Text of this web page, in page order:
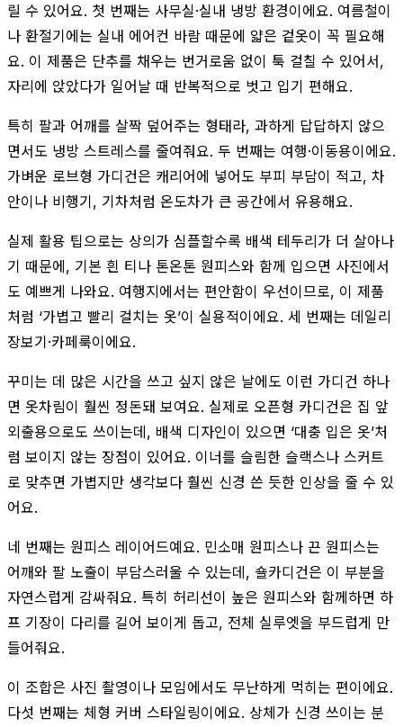
릴 수 있어요. 첫 번째는 사무실·실내 냉방 환경이에요. 여름철이
나 환절기에는 실내 에어컨 바람 때문에 얇은 겉옷이 꼭 필요해
요. 이 제품은 단추를 채우는 번거로움 없이 툭 걸칠 수 있어서,
자리에 앉았다가 일어날 때 반복적으로 벗고 입기 편해요.
특히 팔과 어깨를 살짝 덮어주는 형태라, 과하게 답답하지 않으
면서도 냉방 스트레스를 줄여줘요. 두 번째는 여행·이동용이에요.
가벼운 로브형 가디건은 캐리어에 넣어도 부피 부담이 적고, 차
안이나 비행기, 기차처럼 온도차가 큰 공간에서 유용해요.
실제 활용 팁으로는 상의가 심플할수록 배색 테두리가 더 살아나
기 때문에, 기본 흰 티나 톤온톤 원피스와 함께 입으면 사진에서
도 예쁘게 나와요. 여행지에서는 편안함이 우선이므로, 이 제품
처럼 ‘가볍고 빨리 걸치는 옷’이 실용적이에요. 세 번째는 데일리
장보기·카페룩이에요.
꾸미는 데 많은 시간을 쓰고 싶지 않은 날에도 이런 가디건 하나
면 옷차림이 훨씬 정돈돼 보여요. 실제로 오픈형 카디건은 집 앞
외출용으로도 쓰이는데, 배색 디자인이 있으면 ‘대충 입은 옷’처
럼 보이지 않는 장점이 있어요. 이너를 슬림한 슬랙스나 스커트
로 맞추면 가볍지만 생각보다 훨씬 신경 쓴 듯한 인상을 줄 수 있
어요.
네 번째는 원피스 레이어드예요. 민소매 원피스나 끈 원피스는
어깨와 팔 노출이 부담스러울 수 있는데, 숄카디건은 이 부분을
자연스럽게 감싸줘요. 특히 허리선이 높은 원피스와 함께하면 하
프 기장이 다리를 길어 보이게 돕고, 전체 실루엣을 부드럽게 만
들어줘요.
이 조합은 사진 촬영이나 모임에서도 무난하게 먹히는 편이에요.
다섯 번째는 체형 커버 스타일링이에요. 상체가 신경 쓰이는 분